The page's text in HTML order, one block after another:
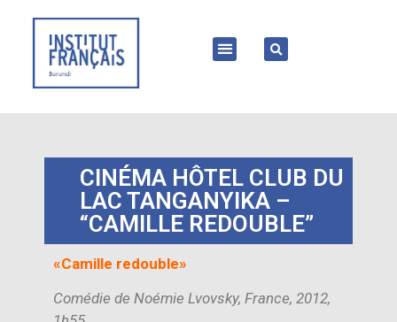
CINÉMA HÔTEL CLUB DU
LAC TANGANYIKA –
“CAMILLE REDOUBLE”
«Camille redouble»
Comédie de Noémie Lvovsky, France, 2012,